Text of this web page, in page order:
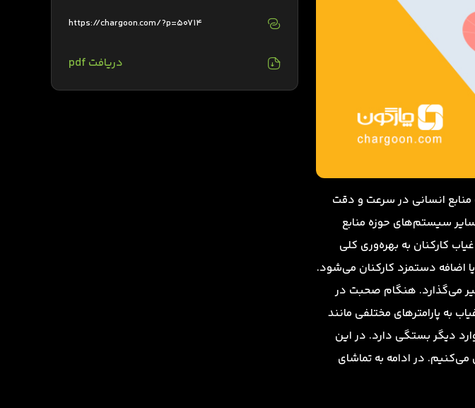
انسانی در سرعت و دقت
سیستم‌های حوزه منابع
کارکنان به بهره‌وری کلی
اضافه دستمزد کارکنان می‌شود.
می‌گذارد. هنگام صحبت در
پارامترهای مختلفی مانند
دیگر بستگی دارد. در این
می‌کنیم. در ادامه به تماشای
https://chargoon.com/?p=50714
دریافت pdf